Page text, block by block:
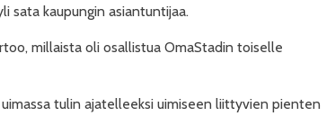
sata kaupungin asiantuntijaa.
millaista oli osallistua OmaStadin toiselle
uimassa tulin ajatelleeksi uimiseen liittyvien pienten